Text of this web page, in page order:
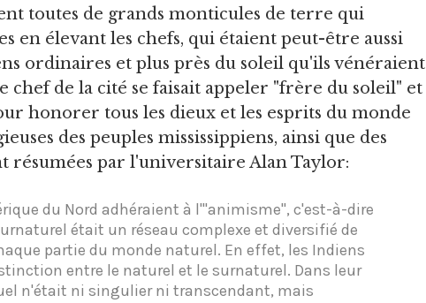
toutes de grands monticules de terre qui
en élevant les chefs, qui étaient peut-être aussi
ordinaires et plus près du soleil qu'ils vénéraient
chef de la cité se faisait appeler "frère du soleil" et
honorer tous les dieux et les esprits du monde
des peuples mississippiens, ainsi que des
résumées par l'universitaire Alan Taylor:
du Nord adhéraient à l'"animisme", c'est-à-dire
était un réseau complexe et diversifié de
partie du monde naturel. En effet, les Indiens
entre le naturel et le surnaturel. Dans leur
n'était ni singulier ni transcendant, mais